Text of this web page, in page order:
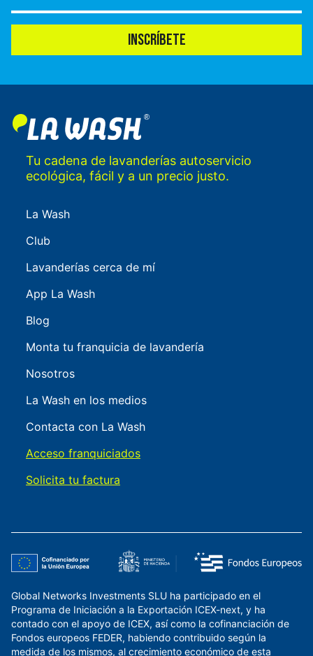
INSCRÍBETE
Tu cadena de lavanderías autoservicio
ecológica, fácil y a un precio justo.
La Wash
Club
Lavanderías cerca de mí
App La Wash
Blog
Monta tu franquicia de lavandería
Nosotros
La Wash en los medios
Contacta con La Wash
Acceso franquiciados
Solicita tu factura
Global Networks Investments SLU ha participado en el
Programa de Iniciación a la Exportación ICEX-next, y ha
contado con el apoyo de ICEX, así como la cofinanciación de
Fondos europeos FEDER, habiendo contribuido según la
medida de los mismos, al crecimiento económico de esta